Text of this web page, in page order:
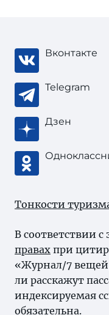
Вконтакте
Telegram
Дзен
Тонкости
В соответствии с
правах при
«Журнал/7
ли расскажут
индексируемая
обязательна.